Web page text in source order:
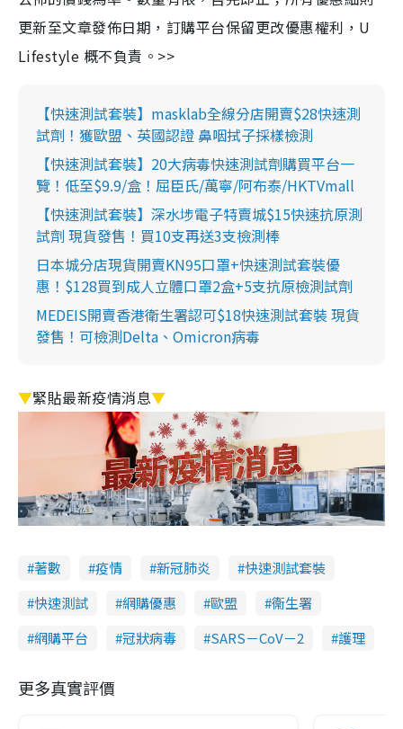
更新至文章發佈日期，訂購平台保留更改優惠權利，U
Lifestyle 概不負責。>>
【快速測試套裝】masklab全線分店開賣$28快速測
試劑！獲歐盟、英國認證 鼻咽拭子採樣檢測
【快速測試套裝】20大病毒快速測試劑購買平台一
覽！低至$9.9/盒！屈臣氏/萬寧/阿布泰/HKTVmall
【快速測試套裝】深水埗電子特賣城$15快速抗原測
試劑 現貨發售！買10支再送3支檢測棒
日本城分店現貨開賣KN95口罩+快速測試套裝優
惠！$128買到成人立體口罩2盒+5支抗原檢測試劑
MEDEIS開賣香港衛生署認可$18快速測試套裝 現貨
發售！可檢測Delta、Omicron病毒
▼緊貼最新疫情消息▼
著數 疫情 新冠肺炎
快速測試套裝
快速測試
網購優惠 歐盟
衞生署
網購平台
冠狀病毒 SARS－CoV－2 護理
更多真實評價